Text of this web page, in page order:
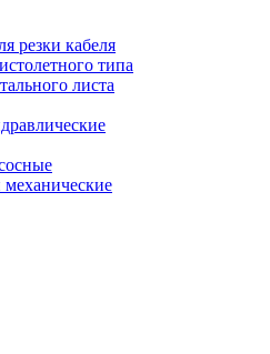
резки кабеля
типа
листа